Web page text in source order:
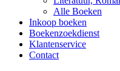
Alle Boeken
Inkoop boeken
Boekenzoekdienst
Klantenservice
Contact